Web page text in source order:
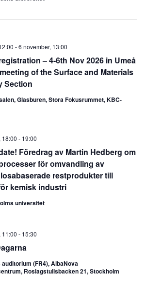
– 4-6th Nov 2026 in Umeå
of the Surface and Materials
Section
-6 november, 13:00
Glasburen, Stora Fokusrummet, KBC-
Föredrag av Martin Hedberg om
för omvandling av
restprodukter till
kemisk industri
18:00 - 19:00
universitet
11:00 - 15:30
(FR4), AlbaNova
Roslagstullsbacken 21, Stockholm